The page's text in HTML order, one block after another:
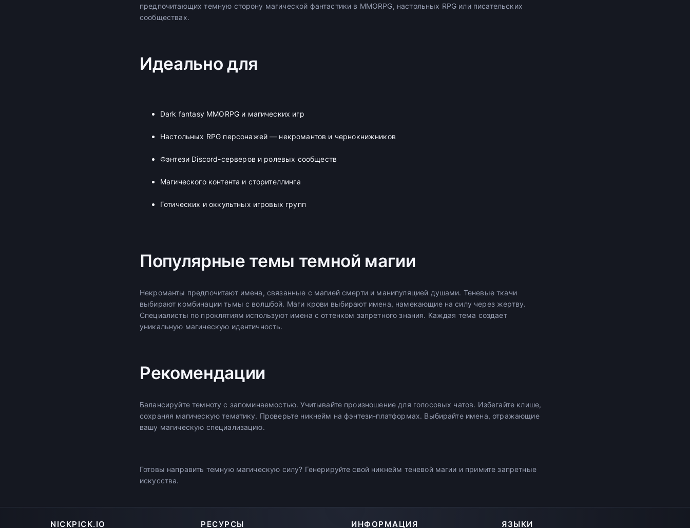
предпочитающих темную сторону магической фантастики в MMORPG, настольных RPG или писательских
сообществах.
Идеально для
Dark fantasy MMORPG и магических игр
Настольных RPG персонажей — некромантов и чернокнижников
Фэнтези Discord-серверов и ролевых сообществ
Магического контента и сторителлинга
Готических и оккультных игровых групп
Популярные темы темной магии
Некроманты предпочитают имена, связанные с магией смерти и манипуляцией душами. Теневые ткачи
выбирают комбинации тьмы с волшбой. Маги крови выбирают имена, намекающие на силу через жертву.
Специалисты по проклятиям используют имена с оттенком запретного знания. Каждая тема создает
уникальную магическую идентичность.
Рекомендации
Балансируйте темноту с запоминаемостью. Учитывайте произношение для голосовых чатов. Избегайте клише,
сохраняя магическую тематику. Проверьте никнейм на фэнтези-платформах. Выбирайте имена, отражающие
вашу магическую специализацию.
Готовы направить темную магическую силу? Генерируйте свой никнейм теневой магии и примите запретные
искусства.
NICKPICK.IO РЕСУРСЫ ИНФОРМАЦИЯ ЯЗЫКИ